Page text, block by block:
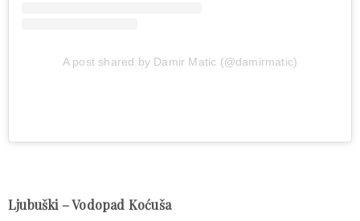
A post shared by Damir Matic (@damirmatic)
Ljubuški – Vodopad Koćuša